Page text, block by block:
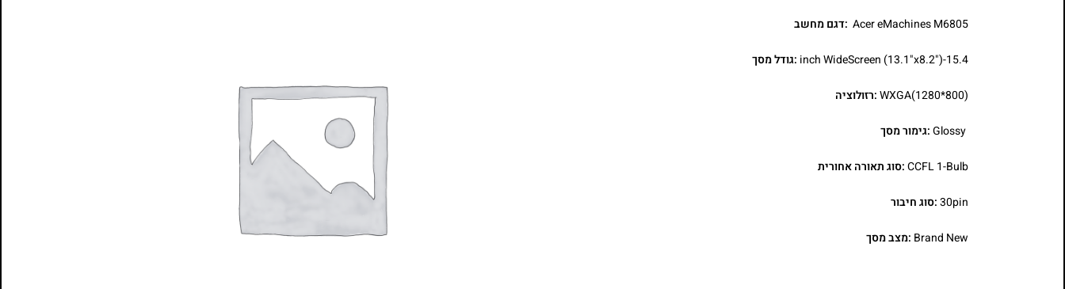
Acer eMachines M6805 :דגם מחשב
15.4-inch WideScreen (13.1"x8.2") :גודל מסך
WXGA(1280*800):רזולוציה
Glossy:גימור מסך
CCFL 1-Bulb:סוג תאורה אחורית
30pin:סוג חיבור
Brand New :מצב מסך